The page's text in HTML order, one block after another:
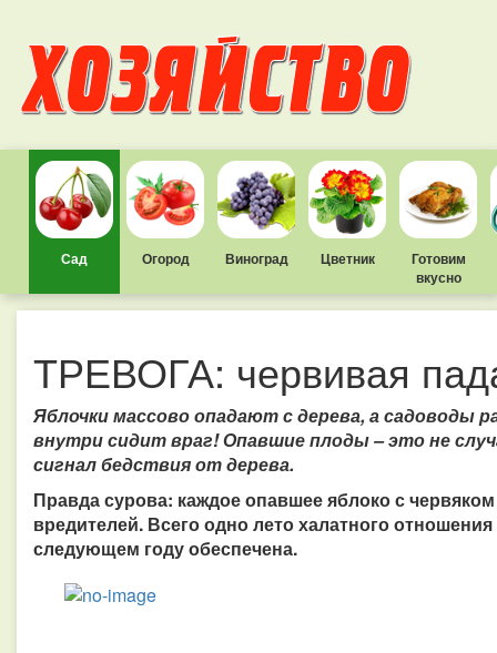
Сад Огород Виноград Цветник
Готовим
вкусно
ТРЕВОГА: червивая
Яблочки массово опадают с дерева, а садоводы
внутри сидит враг! Опавшие плоды – это не
сигнал бедствия от дерева.
Правда сурова: каждое опавшее яблоко с
вредителей. Всего одно лето халатного
следующем году обеспечена.